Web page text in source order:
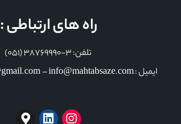
راه های ارتباطی :
تلفن: 3-38769990 (051)
ایمیل : mahtabsazeh0@gmail.com – info@mahtabsaze.com